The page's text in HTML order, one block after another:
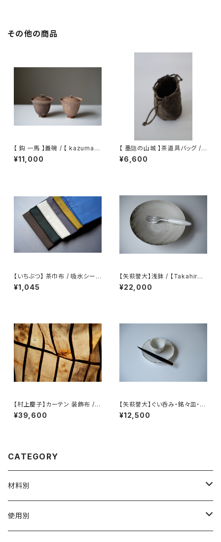
その他の商品
【 鈎 一馬 】蓋碗 / 【 kazuma
magari 】Gaiwan
¥11,000
【 墨隐の山城 】茶道具バッグ /
Tea Utensil Bag
¥6,600
【いちぶつ】 茶巾布 / 吸水シート
(カビが生えない)
¥1,045
【矢萩誉大】浅鉢 / 【Takahiro
Yahagi】Shallow bowl
¥22,000
【村上慶子】カーテン 装飾布 /
【sabi-nuno】tablecloth stol
e
¥39,600
【矢萩誉大】ぐい呑み・銘々皿・菓
子切 / 【Takahiro 】Sake Cu
p, Plate & Japanese Sweet
¥12,500
CATEGORY
材料別
陶磁器
使用別